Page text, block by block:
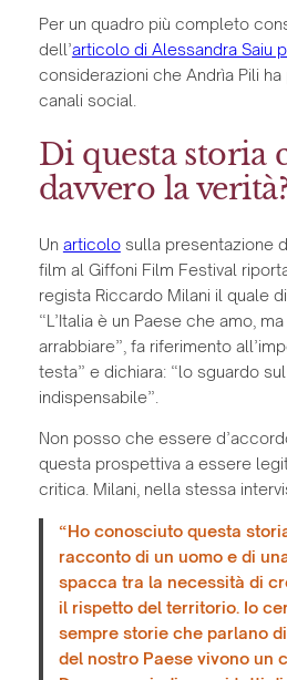
Per un quadro più completo
dell’articolo di Alessandra Saiu
considerazioni che Andrìa Pili
canali social.
Di questa storia
davvero la
Un articolosulla presentazione
film al Giffoni Film Festival
regista Riccardo Milani il quale
“L’Italia è un Paese che amo,
arrabbiare”, fa riferimento
testa” e dichiara: “lo sguardo
indispensabile”.
Non posso che essere
questa prospettiva a essere
critica. Milani, nella stessa
“Ho conosciuto questa
racconto di un uomo e di
spacca tra la necessità di
il rispetto del territorio. Io
sempre storie che parlano
del nostro Paese vivono un